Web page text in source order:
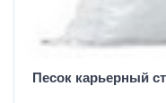
Песок карьерный